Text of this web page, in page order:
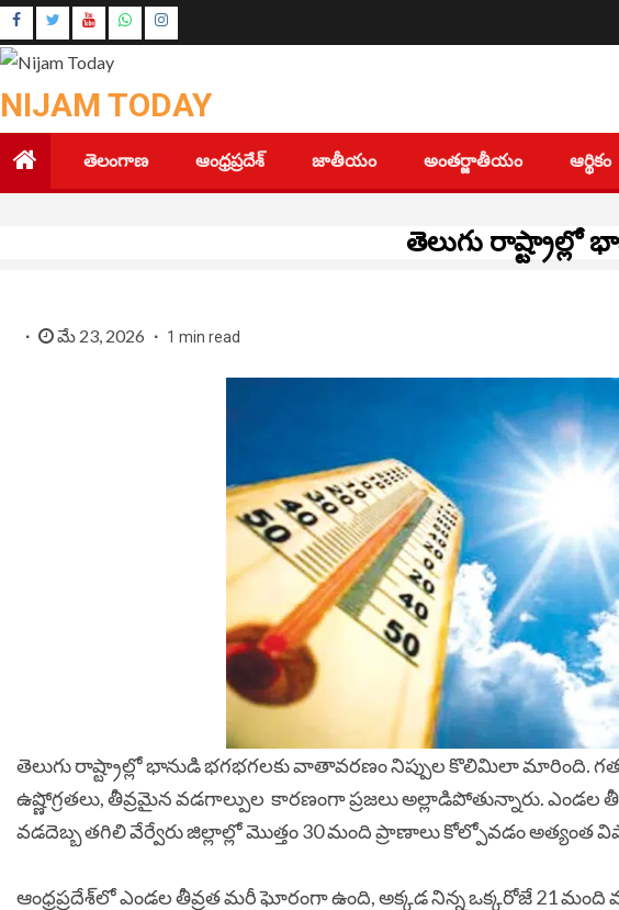
Skip
to
content
Youtube
Instagram
NIJAM TODAY
తెలంగాణ ఆంధ్రప్రదేశ్ జాతీయం అంతర్జాతీయం ఆర్థికం
తెలుగు రాష్ట్రాల్లో
మే 23, 2026 1 min read
తెలుగు రాష్ట్రాల్లో భానుడి భగభగలకు వాతావరణం నిప్పుల కొలిమిలా మారింది.
ఉష్ణోగ్రతలు, తీవ్రమైన వడగాల్పుల కారణంగా ప్రజలు అల్లాడిపోతున్నారు. ఎండల
వడదెబ్బ తగిలి వేర్వేరు జిల్లాల్లో మొత్తం 30 మంది ప్రాణాలు కోల్పోవడం అత్యంత
ఆంధ్రప్రదేశ్‌లో ఎండల తీవ్రత మరీ ఘోరంగా ఉంది, అక్కడ నిన్న ఒక్కరోజే 21